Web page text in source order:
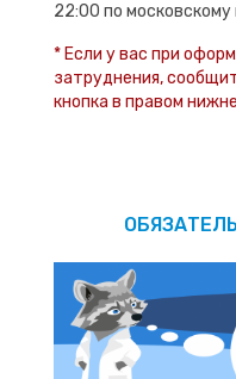
22:00 по московскому
* Если у вас при
затруднения,
кнопка в правом